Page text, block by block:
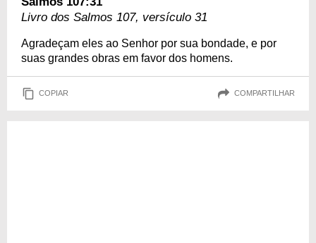
Livro dos Salmos 107, versículo 31
Agradeçam eles ao Senhor por sua bondade, e por
suas grandes obras em favor dos homens.
COPIAR COMPARTILHAR